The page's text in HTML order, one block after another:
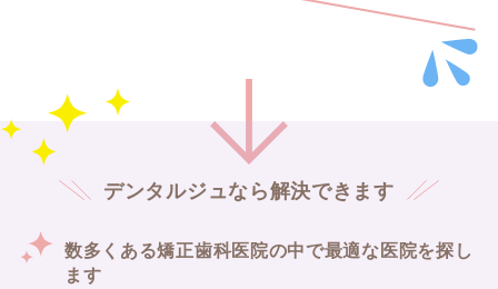
デンタルジュなら解決できます
数多くある矯正歯科医院の中で最適な医院を探し
ます